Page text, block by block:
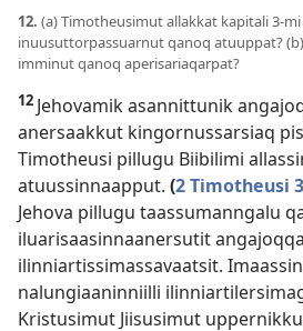
12. (a) Timotheusimut allakkat kapitali 3-
inuusuttorpassuarnut qanoq atuuppat?
imminut qanoq aperisariaqarpat?
12 Jehovamik asannittunik
anersaakkut kingornussarsiaq
Timotheusi pillugu Biibilimi
atuussinnaapput. (2 Timotheusi
Jehova pillugu taassumanngalu
iluarisaasinnaanersutit
ilinniartissimassavaatsit.
nalungiaaninniilli
Kristusimut Jiisusimut